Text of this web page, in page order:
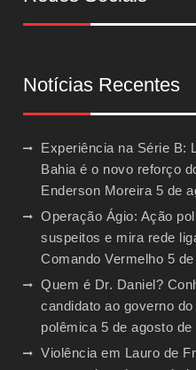
Notícias Recentes
Experiência na Série B:
Bahia é o novo reforço
Enderson Moreira 5 de
Operação Ágio: Ação
suspeitos e mira rede
Comando Vermelho 5
Quem é Dr. Daniel?
candidato ao governo
polêmica 5 de agosto de
Violência em Lauro de